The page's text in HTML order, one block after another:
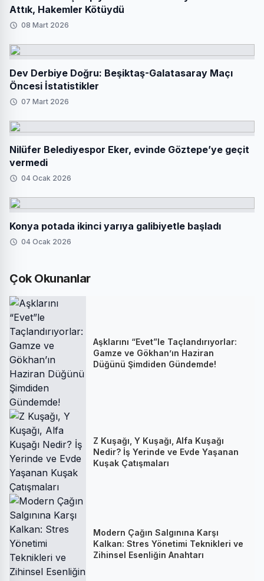
Attık, Hakemler Kötüydü
08 Mart 2026
Dev Derbiye Doğru: Beşiktaş-Galatasaray Maçı
Öncesi İstatistikler
07 Mart 2026
Nilüfer Belediyespor Eker, evinde Göztepe’ye geçit
vermedi
04 Ocak 2026
Konya potada ikinci yarıya galibiyetle başladı
04 Ocak 2026
Çok Okunanlar
Aşklarını “Evet”le Taçlandırıyorlar:
Gamze ve Gökhan’ın Haziran
Düğünü Şimdiden Gündemde!
Z Kuşağı, Y Kuşağı, Alfa Kuşağı
Nedir? İş Yerinde ve Evde Yaşanan
Kuşak Çatışmaları
Modern Çağın Salgınına Karşı
Kalkan: Stres Yönetimi Teknikleri ve
Zihinsel Esenliğin Anahtarı